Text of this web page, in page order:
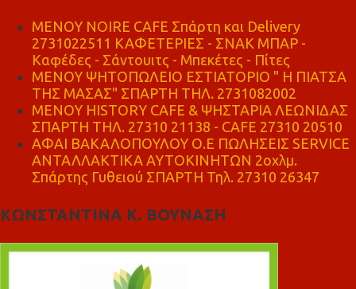
MENOY NOIRE CAFE Σπάρτη και Delivery
2731022511 ΚΑΦΕΤΕΡΙΕΣ - ΣΝΑΚ ΜΠΑΡ -
Καφέδες - Σάντουιτς - Μπεκέτες - Πίτες
ΜΕΝΟΥ ΨΗΤΟΠΩΛΕΙΟ ΕΣΤΙΑΤΟΡΙΟ " Η ΠΙΑΤΣΑ
ΤΗΣ ΜΑΣΑΣ" ΣΠΑΡΤΗ ΤΗΛ. 2731082002
ΜΕΝΟΥ HISTORY CAFE & ΨΗΣΤΑΡΙΑ ΛΕΩΝΙΔΑΣ
ΣΠΑΡΤΗ ΤΗΛ. 27310 21138 - CAFE 27310 20510
ΑΦΑΙ ΒΑΚΑΛΟΠΟΥΛΟΥ Ο.Ε ΠΩΛΗΣΕΙΣ SERVICE
ΑΝΤΑΛΛΑΚΤΙΚΑ ΑΥΤΟΚΙΝΗΤΩΝ 2οχλμ.
Σπάρτης Γυθειού ΣΠΑΡΤΗ Τηλ. 27310 26347
ΚΩΝΣΤΑΝΤΙΝΑ Κ. ΒΟΥΝΑΣΗ